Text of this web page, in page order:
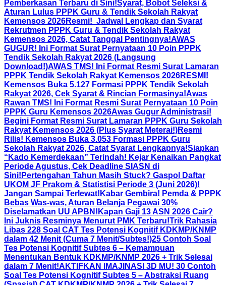
Pemberkasan Terbaru di Sini!Syarat, Bobot Seleksi &
Aturan Lulus PPPK Guru & Tendik Sekolah Rakyat
Kemensos 2026Resmi! Jadwal Lengkap dan Syarat
Rekrutmen PPPK Guru & Tendik Sekolah Rakyat
Kemensos 2026, Catat Tanggal Pentingnya!AWAS
GUGUR! Ini Format Surat Pernyataan 10 Poin PPPK
Tendik Sekolah Rakyat 2026 (Langsung
Download!)AWAS TMS! Ini Format Resmi Surat Lamaran
PPPK Tendik Sekolah Rakyat Kemensos 2026RESMI!
Kemensos Buka 5.127 Formasi PPPK Tendik Sekolah
Rakyat 2026, Cek Syarat & Rincian Formasinya!Awas
Rawan TMS! Ini Format Resmi Surat Pernyataan 10 Poin
PPPK Guru Kemensos 2026Awas Gugur Administrasi!
Begini Format Resmi Surat Lamaran PPPK Guru Sekolah
Rakyat Kemensos 2026 (Plus Syarat Meterai!)Resmi
Rilis! Kemensos Buka 3.053 Formasi PPPK Guru
Sekolah Rakyat 2026, Catat Syarat Lengkapnya!Siapkan
“Kado Kemerdekaan” Terindah! Kejar Kenaikan Pangkat
Periode Agustus, Cek Deadline SIASN di
Sini! Pertengahan Tahun Masih Stuck? Gaspol Daftar
UKOM JF Prakom & Statistisi Periode 3 (Juni 2026)!
Jangan Sampai Terlewat! Kabar Gembira! Pemda & PPPK
Bebas Was-was, Aturan Belanja Pegawai 30%
Diselamatkan UU APBN! Kapan Gaji 13 ASN 2026 Cair?
Ini Juknis Resminya Menurut PMK Terbaru!Trik Rahasia
Libas 228 Soal CAT Tes Potensi Kognitif KDKMP/KNMP
dalam 42 Menit (Cuma 7 Menit/Subtes!)25 Contoh Soal
Tes Potensi Kognitif Subtes 6 – Kemampuan
Menentukan Bentuk KDKMP/KNMP 2026 + Trik Selesai
dalam 7 Menit!AKTIFKAN IMAJINASI 3D MU! 30 Contoh
Soal Tes Potensi Kognitif Subtes 5 – Abstraksi Ruang